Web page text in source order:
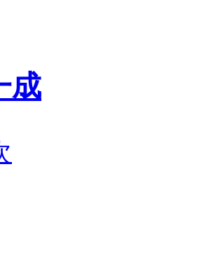
成